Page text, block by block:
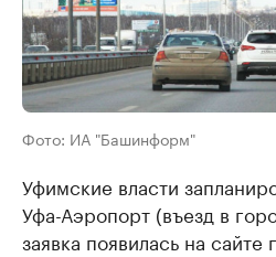
Фото: ИА "Башинформ"
Уфимские власти
Уфа-Аэропорт (въезд в
заявка появилась на сайте